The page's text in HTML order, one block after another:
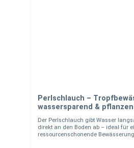
Perlschlauch –
wassersparend &
Der Perlschlauch gibt Wasser
direkt an den Boden ab – ideal für
ressourcenschonende